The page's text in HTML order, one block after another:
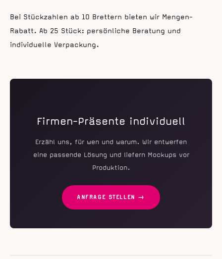
Bei Stückzahlen ab 10 Brettern bieten wir Mengen-
Rabatt. Ab 25 Stück: persönliche Beratung und
individuelle Verpackung.
Firmen-Präsente individuell
Erzähl uns, für wen und warum. Wir entwerfen
eine passende Lösung und liefern Mockups vor
Produktion.
ANFRAGE STELLEN →